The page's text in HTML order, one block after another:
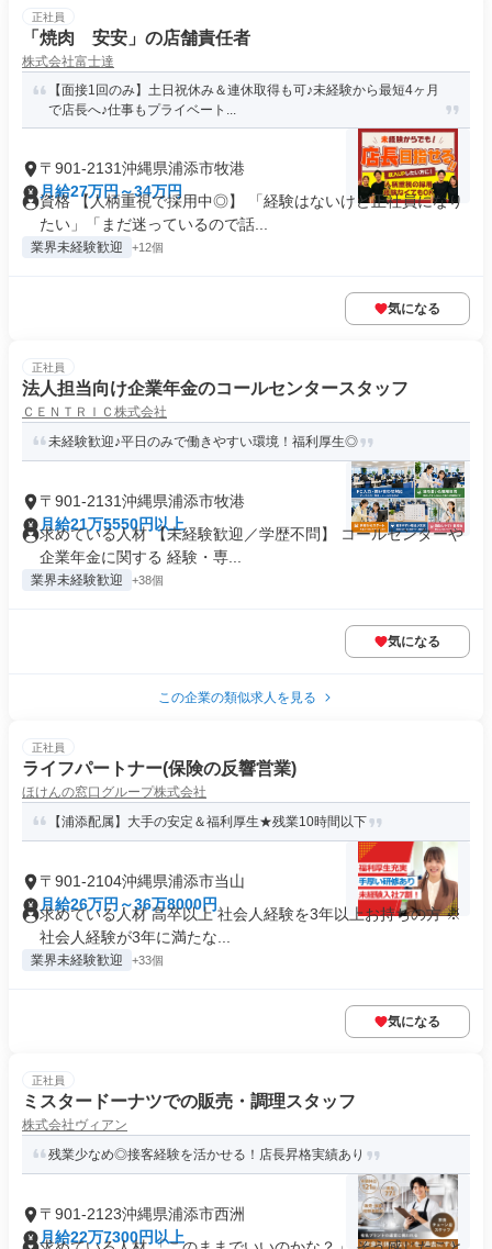
正社員
「焼肉 安安」の店舗責任者
株式会社富士達
【面接1回のみ】土日祝休み＆連休取得も可♪未経験から最短4ヶ月
で店長へ♪仕事もプライベート...
〒901-2131沖縄県浦添市牧港
月給27万円～34万円
資格 【人柄重視で採用中◎】 「経験はないけど正社員になり
たい」「まだ迷っているので話...
業界未経験歓迎 +12個
気になる
正社員
法人担当向け企業年金のコールセンタースタッフ
ＣＥＮＴＲＩＣ株式会社
未経験歓迎♪平日のみで働きやすい環境！福利厚生◎
〒901-2131沖縄県浦添市牧港
月給21万5550円以上
求めている人材 【未経験歓迎／学歴不問】 コールセンターや
企業年金に関する 経験・専...
業界未経験歓迎 +38個
気になる
この企業の類似求人を見る
正社員
ライフパートナー(保険の反響営業)
ほけんの窓口グループ株式会社
【浦添配属】大手の安定＆福利厚生★残業10時間以下
〒901-2104沖縄県浦添市当山
月給26万円～36万8000円
求めている人材 高卒以上 社会人経験を3年以上お持ちの方 ※
社会人経験が3年に満たな...
業界未経験歓迎 +33個
気になる
正社員
ミスタードーナツでの販売・調理スタッフ
株式会社ヴィアン
残業少なめ◎接客経験を活かせる！店長昇格実績あり
〒901-2123沖縄県浦添市西洲
月給22万7300円以上